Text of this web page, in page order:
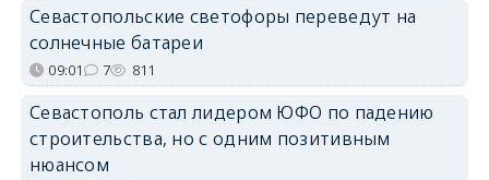
Севастопольские светофоры переведут на
солнечные батареи
09:01 7 811
Севастополь стал лидером ЮФО по падению
строительства, но с одним позитивным
нюансом